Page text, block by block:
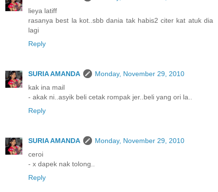
lieya latiff
rasanya best la kot..sbb dania tak habis2 citer kat atuk dia
lagi
Reply
SURIA AMANDA
Monday, November 29, 2010
kak ina mail
- akak ni..asyik beli cetak rompak jer..beli yang ori la..
Reply
SURIA AMANDA
Monday, November 29, 2010
ceroi
- x dapek nak tolong..
Reply